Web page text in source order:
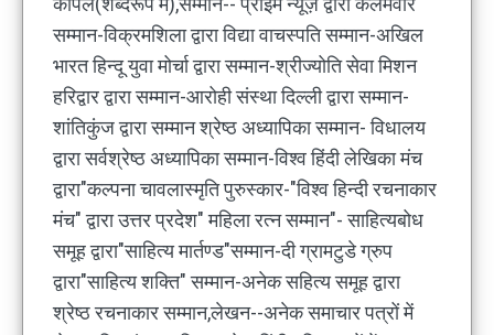
सम्मान-विक्रमशिला द्वारा विद्या वाचस्पति सम्मान-अखिल
भारत हिन्दू युवा मोर्चा द्वारा सम्मान-श्रीज्योति सेवा मिशन
हरिद्वार द्वारा सम्मान-आरोही संस्था दिल्ली द्वारा सम्मान-
शांतिकुंज द्वारा सम्मान श्रेष्ठ अध्यापिका सम्मान- विधालय
द्वारा सर्वश्रेष्ठ अध्यापिका सम्मान-विश्व हिंदी लेखिका मंच
द्वारा"कल्पना चावलास्मृति पुरुस्कार-"विश्व हिन्दी रचनाकार
मंच" द्वारा उत्तर प्रदेश" महिला रत्न सम्मान"- साहित्यबोध
समूह द्वारा"साहित्य मार्तण्ड"सम्मान-दी ग्रामटुडे ग्रुप
द्वारा"साहित्य शक्ति" सम्मान-अनेक सहित्य समूह द्वारा
श्रेष्ठ रचनाकार सम्मान,लेखन--अनेक समाचार पत्रों में